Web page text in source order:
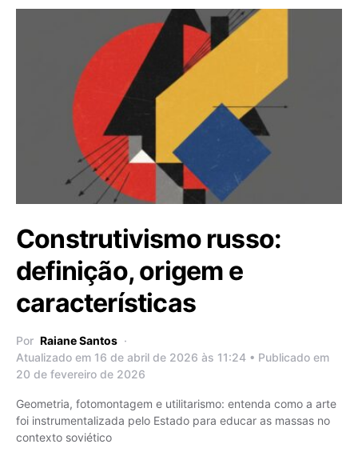
Construtivismo russo:
definição, origem e
características
Por Raiane Santos
Atualizado em 16 de abril de 2026 às 11:24 • Publicado em
20 de fevereiro de 2026
Geometria, fotomontagem e utilitarismo: entenda como a arte
foi instrumentalizada pelo Estado para educar as massas no
contexto soviético